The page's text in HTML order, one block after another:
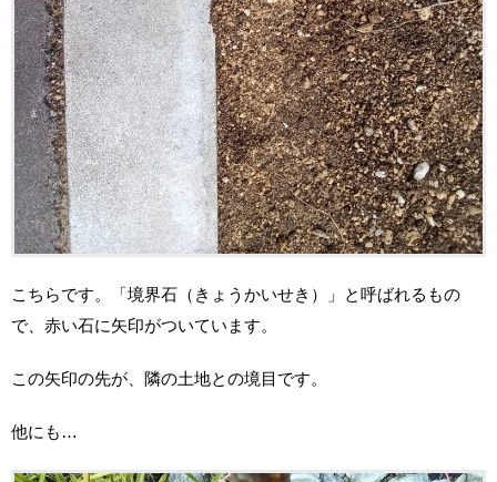
こちらです。「境界石（きょうかいせき）」と呼ばれるもの
で、赤い石に矢印がついています。
この矢印の先が、隣の土地との境目です。
他にも…